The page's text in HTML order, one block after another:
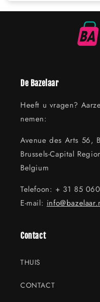
De Bazelaar
Heeft u vragen?
nemen:
Avenue des Arts 56,
Brussels-Capital
Belgium
Telefoon: + 31 85
E-mail:
Contact
THUIS
CONTACT